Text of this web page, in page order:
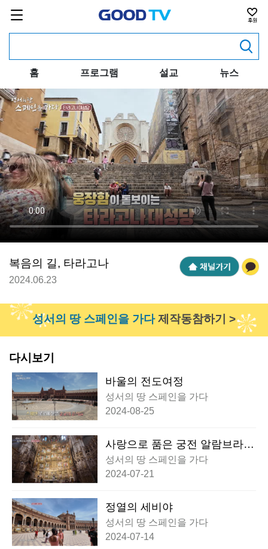
홈 프로그램 설교 뉴스
복음의 길, 타라고나
2024.06.23
성서의 땅 스페인을 가다제작동참하기 >
다시보기
바울의 전도여정
성서의 땅 스페인을 가다
2024-08-25
사랑으로 품은 궁전 알람브라
(그라나다,톨레도)
성서의 땅 스페인을 가다
2024-07-21
정열의 세비야
성서의 땅 스페인을 가다
2024-07-14